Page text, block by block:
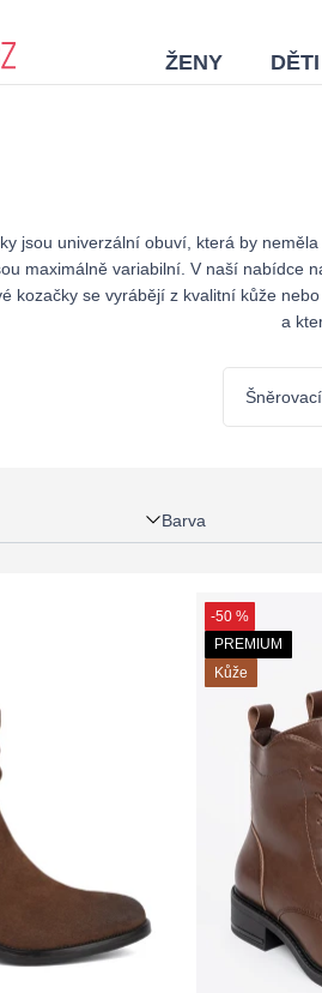
ŽENY DĚTI
jsou univerzální obuví, která by
maximálně variabilní. V naší nabídce
kozačky se vyrábějí z kvalitní kůže
a
Šněrovací
Barva
-50 %
PREMIUM
Kůže